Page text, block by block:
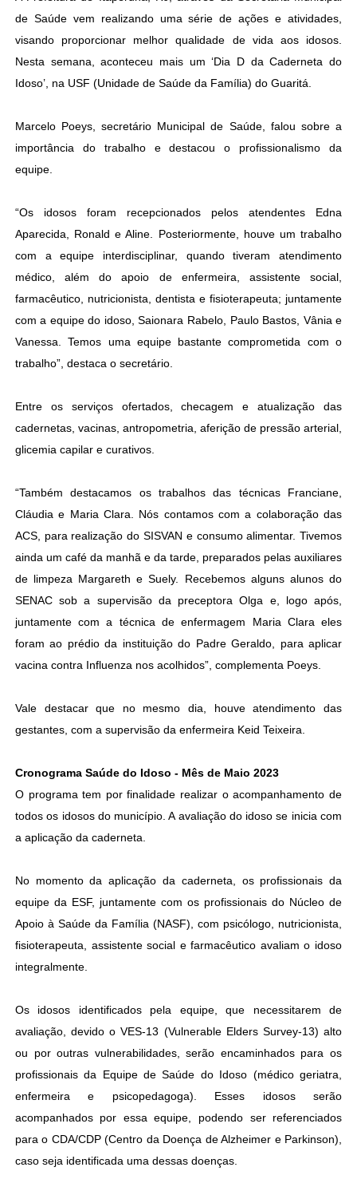
de Saúde vem realizando uma série de ações e atividades,
visando proporcionar melhor qualidade de vida aos idosos.
Nesta semana, aconteceu mais um ‘Dia D da Caderneta do
Idoso’, na USF (Unidade de Saúde da Família) do Guaritá.
Marcelo Poeys, secretário Municipal de Saúde, falou sobre a
importância do trabalho e destacou o profissionalismo da
equipe.
“Os idosos foram recepcionados pelos atendentes Edna
Aparecida, Ronald e Aline. Posteriormente, houve um trabalho
com a equipe interdisciplinar, quando tiveram atendimento
médico, além do apoio de enfermeira, assistente social,
farmacêutico, nutricionista, dentista e fisioterapeuta; juntamente
com a equipe do idoso, Saionara Rabelo, Paulo Bastos, Vânia e
Vanessa. Temos uma equipe bastante comprometida com o
trabalho”, destaca o secretário.
Entre os serviços ofertados, checagem e atualização das
cadernetas, vacinas, antropometria, aferição de pressão arterial,
glicemia capilar e curativos.
“Também destacamos os trabalhos das técnicas Franciane,
Cláudia e Maria Clara. Nós contamos com a colaboração das
ACS, para realização do SISVAN e consumo alimentar. Tivemos
ainda um café da manhã e da tarde, preparados pelas auxiliares
de limpeza Margareth e Suely. Recebemos alguns alunos do
SENAC sob a supervisão da preceptora Olga e, logo após,
juntamente com a técnica de enfermagem Maria Clara eles
foram ao prédio da instituição do Padre Geraldo, para aplicar
vacina contra Influenza nos acolhidos”, complementa Poeys.
Vale destacar que no mesmo dia, houve atendimento das
gestantes, com a supervisão da enfermeira Keid Teixeira.
Cronograma Saúde do Idoso - Mês de Maio 2023
O programa tem por finalidade realizar o acompanhamento de
todos os idosos do município. A avaliação do idoso se inicia com
a aplicação da caderneta.
No momento da aplicação da caderneta, os profissionais da
equipe da ESF, juntamente com os profissionais do Núcleo de
Apoio à Saúde da Família (NASF), com psicólogo, nutricionista,
fisioterapeuta, assistente social e farmacêutico avaliam o idoso
integralmente.
Os idosos identificados pela equipe, que necessitarem de
avaliação, devido o VES-13 (Vulnerable Elders Survey-13) alto
ou por outras vulnerabilidades, serão encaminhados para os
profissionais da Equipe de Saúde do Idoso (médico geriatra,
enfermeira e psicopedagoga). Esses idosos serão
acompanhados por essa equipe, podendo ser referenciados
para o CDA/CDP (Centro da Doença de Alzheimer e Parkinson),
caso seja identificada uma dessas doenças.